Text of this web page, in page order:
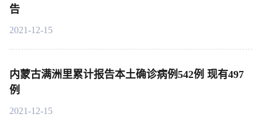
告
2021-12-15
内蒙古满洲里累计报告本土确诊病例542例 现有497
例
2021-12-15